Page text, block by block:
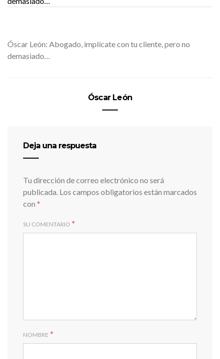
Óscar León: Abogado, implícate con tu cliente, pero no
demasiado…
Óscar León
Deja una respuesta
Tu dirección de correo electrónico no será
publicada. Los campos obligatorios están marcados
con *
SU COMENTARIO *
NOMBRE *